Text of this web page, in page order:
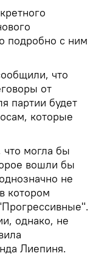
подробно с ним
что
от
партии будет
которые
что могла бы
вошли бы
не
котором
однако, не
Лиепиня.